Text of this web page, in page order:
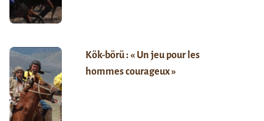
Kök-börü : « Un jeu pour les
hommes courageux »